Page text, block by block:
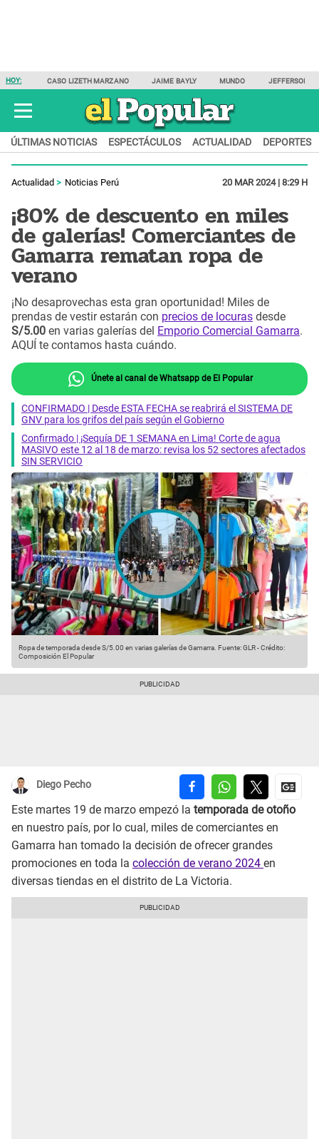
HOY: CASO LIZETH MARZANO JAIME BAYLY MUNDO JEFFERSON
ÚLTIMAS NOTICIAS ESPECTÁCULOS ACTUALIDAD DEPORTES
Actualidad Noticias Perú 20 MAR 2024 | 8:29 H
¡80% de descuento en miles
de galerías! Comerciantes de
Gamarra rematan ropa de
verano
¡No desaprovechas esta gran oportunidad! Miles de
prendas de vestir estarán con precios de locuras desde
S/5.00 en varias galerías del Emporio Comercial Gamarra.
AQUÍ te contamos hasta cuándo.
Únete al canal de Whatsapp de El Popular
CONFIRMADO | Desde ESTA FECHA se reabrirá el SISTEMA DE
GNV para los grifos del país según el Gobierno
Confirmado | ¡Sequía DE 1 SEMANA en Lima! Corte de agua
MASIVO este 12 al 18 de marzo: revisa los 52 sectores afectados
SIN SERVICIO
Ropa de temporada desde S/5.00 en varias galerías de Gamarra. Fuente: GLR-Crédito:
Composición El Popular
Diego Pecho
Este martes 19 de marzo empezó la temporada de otoño
en nuestro país, por lo cual, miles de comerciantes en
Gamarra han tomado la decisión de ofrecer grandes
promociones en toda la colección de verano 2024 en
diversas tiendas en el distrito de La Victoria.